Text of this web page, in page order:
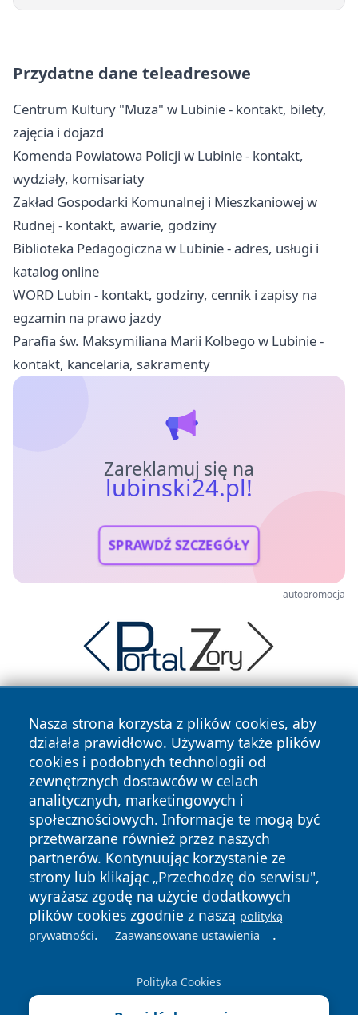
Przydatne dane teleadresowe
Centrum Kultury "Muza" w Lubinie - kontakt, bilety,
zajęcia i dojazd
Komenda Powiatowa Policji w Lubinie - kontakt,
wydziały, komisariaty
Zakład Gospodarki Komunalnej i Mieszkaniowej w
Rudnej - kontakt, awarie, godziny
Biblioteka Pedagogiczna w Lubinie - adres, usługi i
katalog online
WORD Lubin - kontakt, godziny, cennik i zapisy na
egzamin na prawo jazdy
Parafia św. Maksymiliana Marii Kolbego w Lubinie -
kontakt, kancelaria, sakramenty
Zareklamuj się na
lubinski24.pl!
SPRAWDŹ SZCZEGÓŁY
autopromocja
Nasza strona korzysta z plików cookies, aby
działała prawidłowo. Używamy także plików
cookies i podobnych technologii od
zewnętrznych dostawców w celach
analitycznych, marketingowych i
społecznościowych. Informacje te mogą być
przetwarzane również przez naszych
partnerów. Kontynuując korzystanie ze
strony lub klikając „Przechodzę do serwisu",
wyrażasz zgodę na użycie dodatkowych
plików cookies zgodnie z naszą polityką
prywatności. Zaawansowane ustawienia .
Polityka Cookies
Copyright © 2026 lubinski24.pl Wszystkie prawa zastrzeżone.
News Autorzy
Polityka
Prywatności
Polityka
Cookies